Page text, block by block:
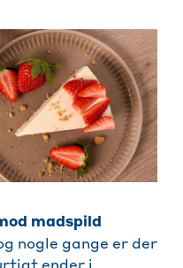
madspild
nogle gange er der